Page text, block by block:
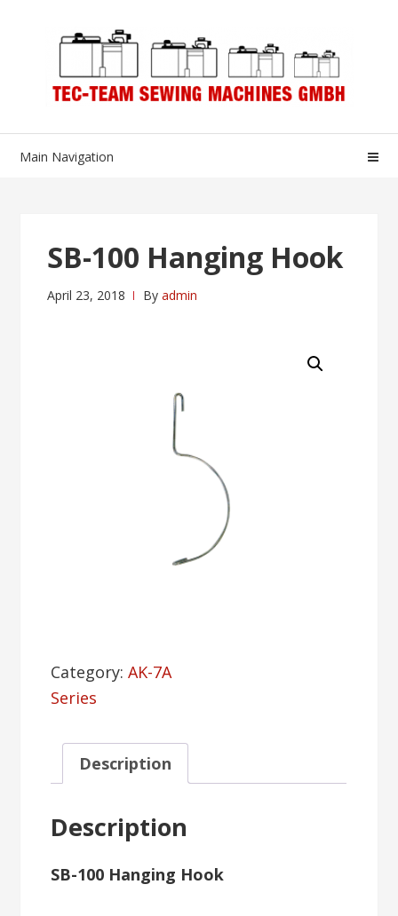
Main Navigation
SB-100 Hanging Hook
April 23, 2018 Byadmin
Category:AK-7A
Series
Description
Description
SB-100 Hanging Hook